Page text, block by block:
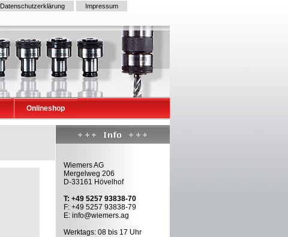
Datenschutzerklärung Impressum
Onlineshop
Wiemers AG
Mergelweg 206
D-33161 Hövelhof
T: +49 5257 93838-70
F: +49 5257 93838-79
E: info@wiemers.ag
Werktags: 08 bis 17 Uhr